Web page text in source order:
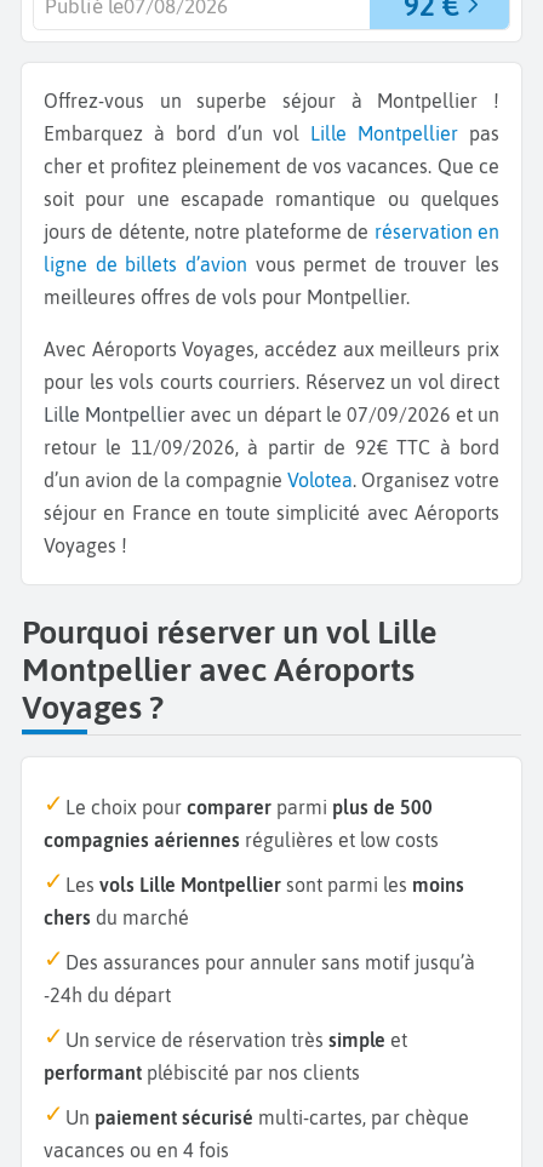
Publié le07/08/2026
Offrez-vous un superbe séjour à Montpellier !
Embarquez à bord d’un vol Lille Montpellier pas
cher et profitez pleinement de vos vacances. Que ce
soit pour une escapade romantique ou quelques
jours de détente, notre plateforme de réservation en
ligne de billets d’avion vous permet de trouver les
meilleures offres de vols pour Montpellier.
Avec Aéroports Voyages, accédez aux meilleurs prix
pour les vols courts courriers. Réservez un vol direct
Lille Montpellieravec un départ le 07/09/2026 et un
retour le 11/09/2026, à partir de 92€ TTC à bord
d’un avion de la compagnie Volotea. Organisez votre
séjour en France en toute simplicité avec Aéroports
Voyages !
Pourquoi réserver un vol Lille
Montpellier avec Aéroports
Voyages ?
Le choix pour comparer parmi plus de 500
compagnies aériennes régulières et low costs
Les vols Lille Montpellier sont parmi les moins
chers du marché
Des assurances pour annuler sans motif jusqu’à
-24h du départ
Un service de réservation très simple et
performant plébiscité par nos clients
Un paiement sécurisé multi-cartes, par chèque
vacances ou en 4 fois